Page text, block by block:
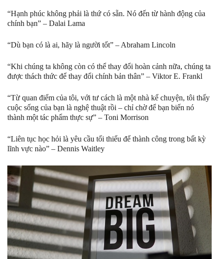
“Hạnh phúc không phải là thứ có sẵn. Nó đến từ hành động của
chính bạn” – Dalai Lama
“Dù bạn có là ai, hãy là người tốt” – Abraham Lincoln
“Khi chúng ta không còn có thể thay đổi hoàn cảnh nữa, chúng ta
được thách thức để thay đổi chính bản thân” – Viktor E. Frankl
“Từ quan điểm của tôi, với tư cách là một nhà kể chuyện, tôi thấy
cuộc sống của bạn là nghệ thuật rồi – chỉ chờ để bạn biến nó
thành một tác phẩm thực sự” – Toni Morrison
“Liên tục học hỏi là yêu cầu tối thiểu để thành công trong bất kỳ
lĩnh vực nào” – Dennis Waitley